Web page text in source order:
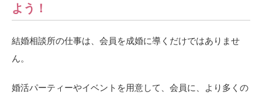
よう！
結婚相談所の仕事は、会員を成婚に導くだけではありませ
ん。
婚活パーティーやイベントを用意して、会員に、より多くの